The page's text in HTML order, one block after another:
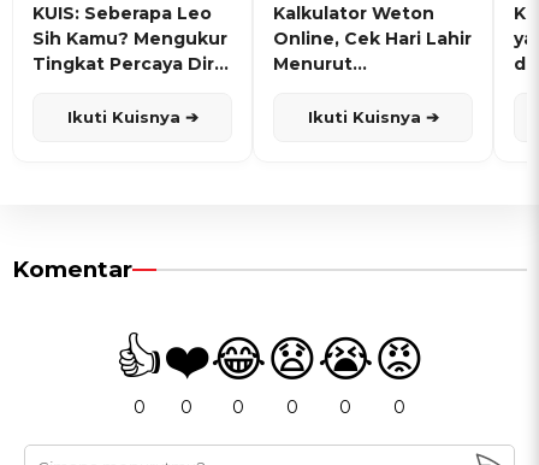
KUIS: Seberapa Leo
Sih Kamu? Mengukur
Tingkat Percaya Diri
Ikuti Kuisnya ➔
Kalkulator Weton
Online, Cek Hari Lahir
Menurut
Ikuti Kuisnya ➔
Komentar
👍
0
❤️
0
😂
0
😧
0
😭
0
😡
0